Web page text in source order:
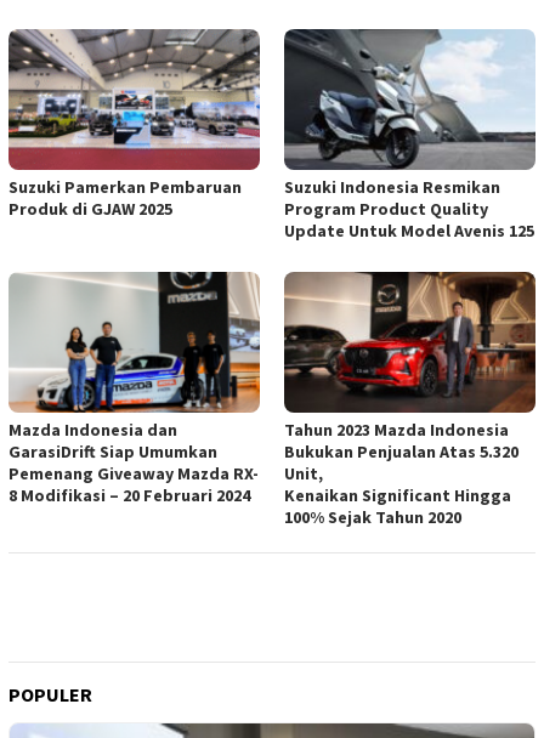
Suzuki Pamerkan Pembaruan
Produk di GJAW 2025
Suzuki Indonesia Resmikan
Program Product Quality
Update Untuk Model Avenis 125
Mazda Indonesia dan
GarasiDrift Siap Umumkan
Pemenang Giveaway Mazda RX-
8 Modifikasi – 20 Februari 2024
Tahun 2023 Mazda Indonesia
Bukukan Penjualan Atas 5.320
Unit,
Kenaikan Significant Hingga
100% Sejak Tahun 2020
POPULER